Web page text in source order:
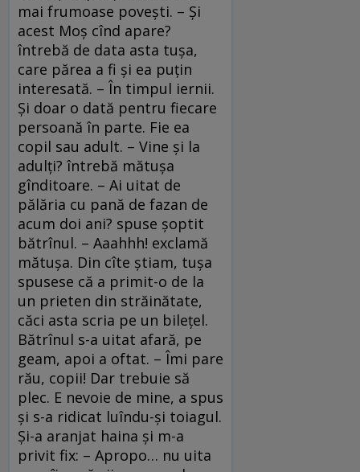
mai frumoase poveşti. – Şi
acest Moş cînd apare?
întrebă de data asta tuşa,
care părea a fi şi ea puţin
interesată. – În timpul iernii.
Şi doar o dată pentru fiecare
persoană în parte. Fie ea
copil sau adult. – Vine şi la
adulţi? întrebă mătuşa
gînditoare. – Ai uitat de
pălăria cu pană de fazan de
acum doi ani? spuse şoptit
bătrînul. – Aaahhh! exclamă
mătuşa. Din cîte ştiam, tuşa
spusese că a primit-o de la
un prieten din străinătate,
căci asta scria pe un bileţel.
Bătrînul s-a uitat afară, pe
geam, apoi a oftat. – Îmi pare
rău, copii! Dar trebuie să
plec. E nevoie de mine, a spus
şi s-a ridicat luîndu-şi toiagul.
Şi-a aranjat haina şi m-a
privit fix: – Apropo… nu uita